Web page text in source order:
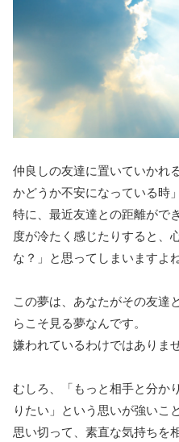
仲良しの友達に置いていかれ
かどうか不安になっている時
特に、最近友達との距離がで
度が冷たく感じたりすると、
な？」と思ってしまいますよね
この夢は、あなたがその友達
らこそ見る夢なんです。
嫌われているわけではありま
むしろ、「もっと相手と分か
りたい」という思いが強いこ
思い切って、素直な気持ちを